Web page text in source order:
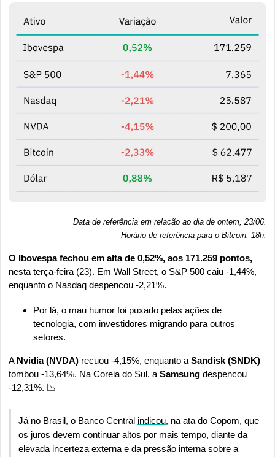
Data de referência em relação ao dia de ontem, 23/06.
Horário de referência para o Bitcoin: 18h.
nesta terça-feira (23). Em Wall Street, o S&P 500 caiu -1,44%,
enquanto o Nasdaq despencou -2,21%.
Por lá, o mau humor foi puxado pelas ações de
tecnologia, com investidores migrando para outros
setores.
A Nvidia (NVDA) recuou -4,15%, enquanto a Sandisk (SNDK)
tombou -13,64%. Na Coreia do Sul, a Samsung despencou
-12,31%. 📉
Já no Brasil, o Banco Central indicou, na ata do Copom, que
os juros devem continuar altos por mais tempo, diante da
elevada incerteza externa e da pressão interna sobre a